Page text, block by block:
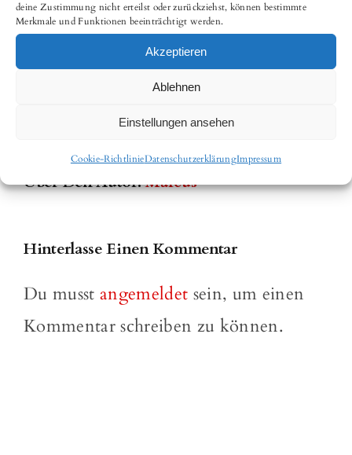
deine Zustimmung nicht erteilst oder zurückziehst, können bestimmte
Merkmale und Funktionen beeinträchtigt werden.
Akzeptieren
Ablehnen
Einstellungen ansehen
Cookie-RichtlinieDatenschutzerklärungImpressum
teilen!
FacebookWhatsApp
Über Den Autor:Marcus
Hinterlasse Einen Kommentar
Du musst angemeldet sein, um einen
Kommentar schreiben zu können.